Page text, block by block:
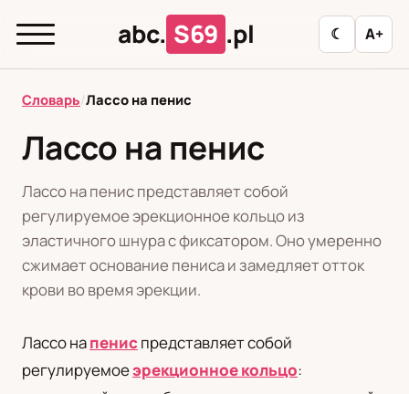
abc. S69 .pl ☾ A+
abc.
Л
М Н О П Р С Т
Ф
Ц Ш Э
PL
Словарь/Лассо на пенис
Лассо на пенис
Лассо на пенис представляет собой
регулируемое эрекционное кольцо из
эластичного шнура с фиксатором. Оно умеренно
сжимает основание пениса и замедляет отток
крови во время эрекции.
Лассо напениспредставляет собой
регулируемоеэрекционное кольцо: